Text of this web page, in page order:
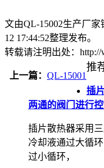
文由QL-15002生产厂
12 17:44:52整理发布。
转载请注明出处：http://
上一篇： QL-15001
推
插
两通的阀门进行
插片散热器采用
冷却液通过大循
过小循环，